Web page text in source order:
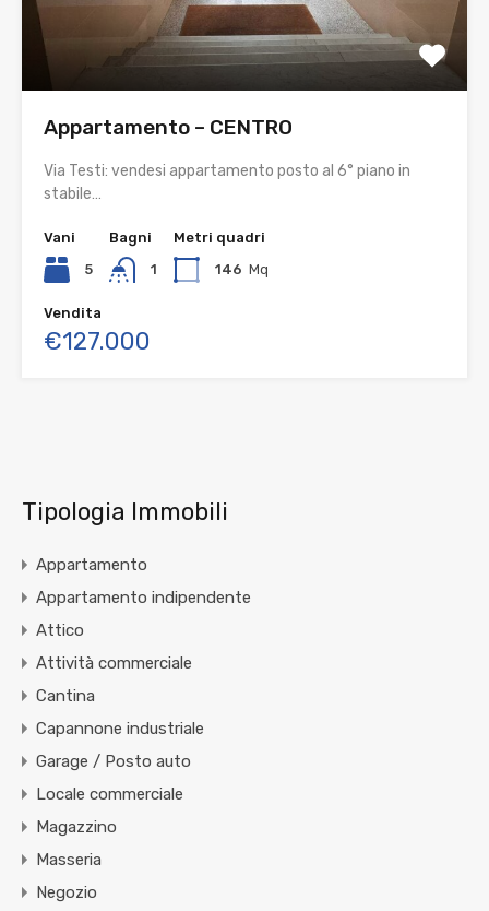
Appartamento – CENTRO
Via Testi: vendesi appartamento posto al 6° piano in
stabile…
Vani
5
Bagni
1
Metri quadri
146 Mq
Vendita
€127.000
Tipologia Immobili
Appartamento
Appartamento indipendente
Attico
Attività commerciale
Cantina
Capannone industriale
Garage / Posto auto
Locale commerciale
Magazzino
Masseria
Negozio